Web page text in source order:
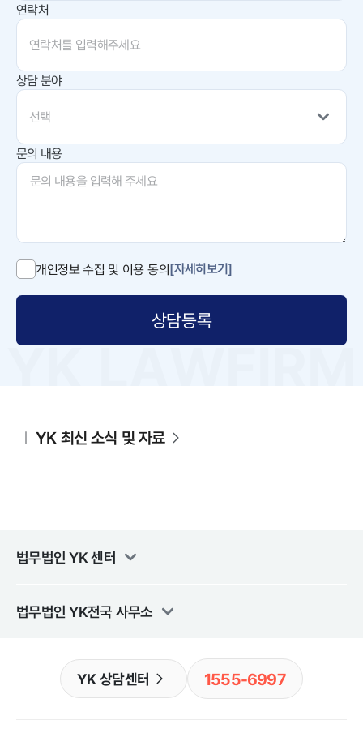
연락처
상담 분야
선택
문의 내용
개인정보 수집 및 이용 동의[자세히보기]
상담등록
YK 최신 소식 및 자료
법무법인 YK센터
법무법인 YK전국 사무소
YK 상담센터 1555-6997